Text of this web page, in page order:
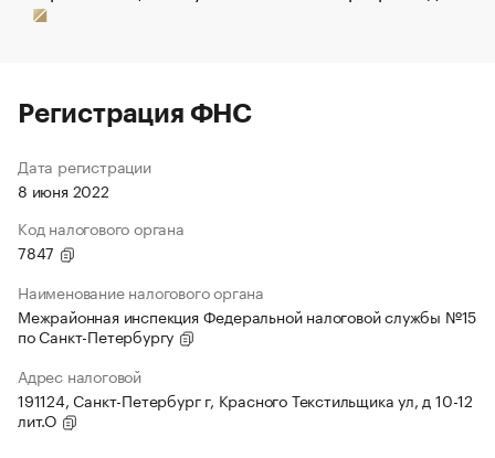
Регистрация ФНС
Дата регистрации
8 июня 2022
Код налогового органа
7847
Наименование налогового органа
Межрайонная инспекция Федеральной налоговой службы №15
по Санкт-Петербургу
Адрес налоговой
191124, Санкт-Петербург г, Красного Текстильщика ул, д 10-12
лит.О